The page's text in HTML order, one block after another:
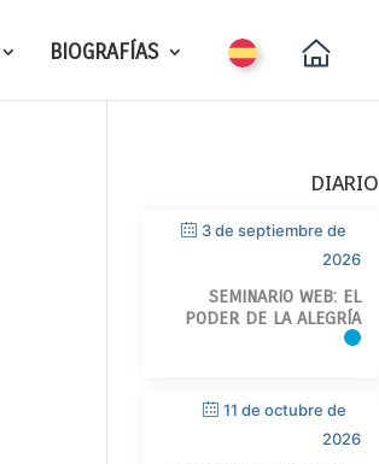
BIOGRAFÍAS
DIARIO
3 de septiembre de
2026
SEMINARIO WEB: EL
PODER DE LA ALEGRÍA
11 de octubre de
2026